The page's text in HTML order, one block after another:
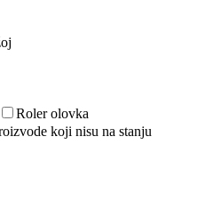
Roler olovka
koji nisu na stanju